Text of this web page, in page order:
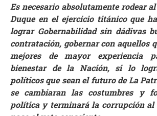
Es necesario absolutamente rodear
Duque en el ejercicio titánico que
lograr Gobernabilidad sin dádivas
contratación, gobernar con aquellos
mejores de mayor experiencia
bienestar de la Nación, si lo
políticos que sean el futuro de La
se cambiaran las costumbres y
política y terminará la corrupción al